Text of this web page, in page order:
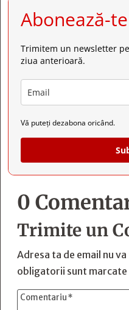
Abonează-
Trimitem un newsletter
ziua anterioară.
Vă puteți dezabona oricând.
0
Trimite un
Adresa ta de email nu
obligatorii sunt marcate